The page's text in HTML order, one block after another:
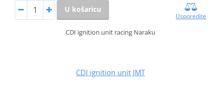
U košaricu
Usporedite
CDI ignition unit racing Naraku
CDI ignition unit JMT